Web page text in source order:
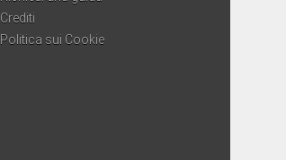
Crediti
Politica sui Cookie